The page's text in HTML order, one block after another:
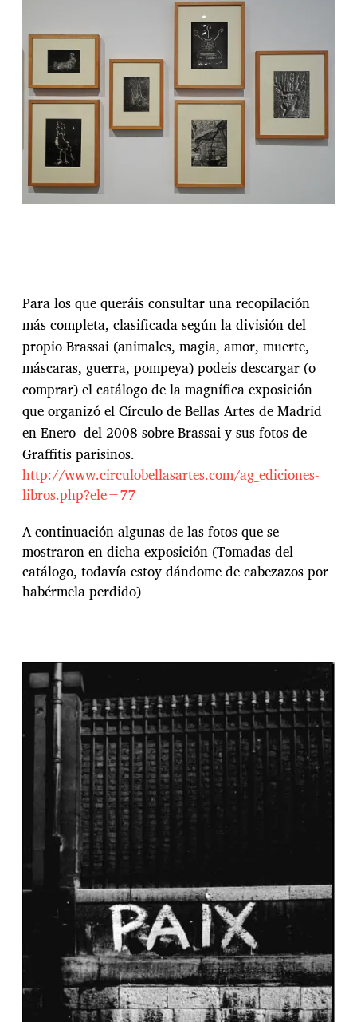
Para los que queráis consultar una recopilación
más completa, clasificada según la división del
propio Brassai (animales, magia, amor, muerte,
máscaras, guerra, pompeya) podeis descargar (o
comprar) el catálogo de la magnífica exposición
que organizó el Círculo de Bellas Artes de Madrid
en Enero del 2008 sobre Brassai y sus fotos de
Graffitis parisinos.
http://www.circulobellasartes.com/ag_ediciones-
libros.php?ele=77
A continuación algunas de las fotos que se
mostraron en dicha exposición (Tomadas del
catálogo, todavía estoy dándome de cabezazos por
habérmela perdido)